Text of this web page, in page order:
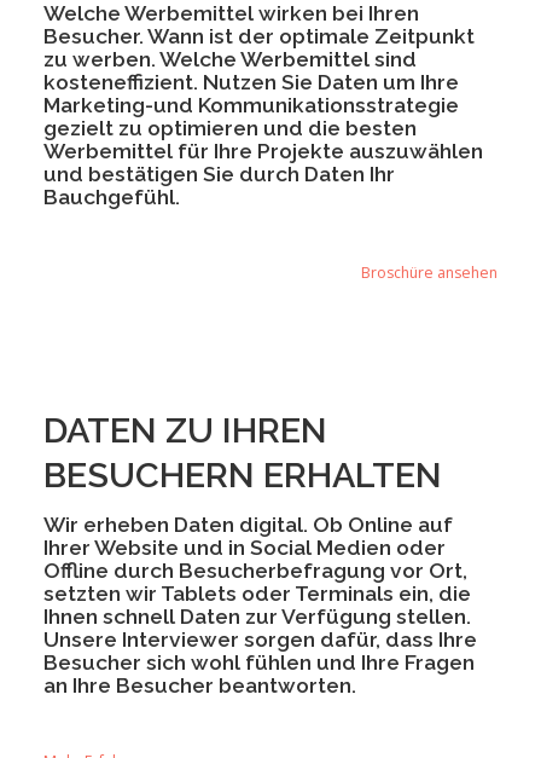
Welche Werbemittel wirken bei Ihren
Besucher. Wann ist der optimale Zeitpunkt
zu werben. Welche Werbemittel sind
kosteneffizient. Nutzen Sie Daten um Ihre
Marketing-und Kommunikationsstrategie
gezielt zu optimieren und die besten
Werbemittel für Ihre Projekte auszuwählen
und bestätigen Sie durch Daten Ihr
Bauchgefühl.
Broschüre ansehen
DATEN ZU IHREN
BESUCHERN ERHALTEN
Wir erheben Daten digital. Ob Online auf
Ihrer Website und in Social Medien oder
Offline durch Besucherbefragung vor Ort,
setzten wir Tablets oder Terminals ein, die
Ihnen schnell Daten zur Verfügung stellen.
Unsere Interviewer sorgen dafür, dass Ihre
Besucher sich wohl fühlen und Ihre Fragen
an Ihre Besucher beantworten.